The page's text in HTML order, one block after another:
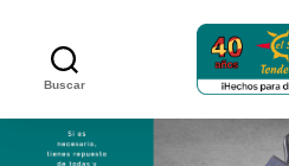
Buscar
el